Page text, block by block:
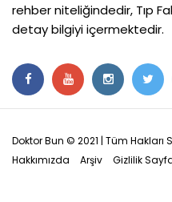
rehber niteliğindedir, Tıp
detay bilgiyi içermektedir.
Doktor Bun © 2021 | Tüm Hakları
Hakkımızda
Arşiv Gizlilik